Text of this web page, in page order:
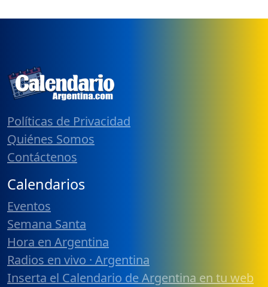
Políticas de Privacidad
Quiénes Somos
Contáctenos
Calendarios
Eventos
Semana Santa
Hora en Argentina
Radios en vivo · Argentina
Inserta el Calendario de Argentina en tu web